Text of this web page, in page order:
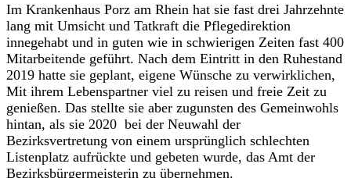
Im Krankenhaus Porz am Rhein hat sie fast drei Jahrzehnte
lang mit Umsicht und Tatkraft die Pflegedirektion
innegehabt und in guten wie in schwierigen Zeiten fast 400
Mitarbeitende geführt. Nach dem Eintritt in den Ruhestand
2019 hatte sie geplant, eigene Wünsche zu verwirklichen,
Mit ihrem Lebenspartner viel zu reisen und freie Zeit zu
genießen. Das stellte sie aber zugunsten des Gemeinwohls
hintan, als sie 2020 bei der Neuwahl der
Bezirksvertretung von einem ursprünglich schlechten
Listenplatz aufrückte und gebeten wurde, das Amt der
Bezirksbürgermeisterin zu übernehmen.